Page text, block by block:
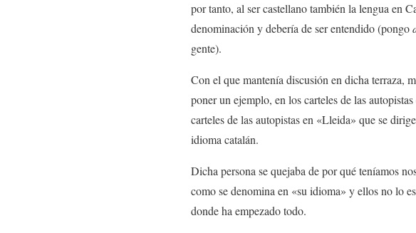
por tanto, al ser castellano también la lengua en
denominación y debería de ser entendido (pongo
gente).
Con el que mantenía discusión en dicha terraza,
poner un ejemplo, en los carteles de las
carteles de las autopistas en «Lleida» que se
idioma catalán.
Dicha persona se quejaba de por qué teníamos
como se denomina en «su idioma» y ellos no lo
donde ha empezado todo.